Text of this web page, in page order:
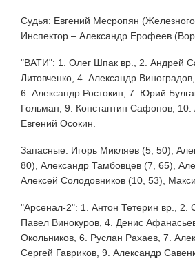
Судья: Евгений Месропян
Инспектор – Александр Ерофеев
"ВАТИ": 1. Олег Шпак вр., 2. Андрей
Литовченко, 4. Александр
6. Александр Ростокин, 7. Юрий
Гольман, 9. Константин Сафонов, 10.
Евгений Осокин.
Запасные: Игорь Микляев (5, 50),
80), Александр Тамбовцев (7, 65),
Алексей Солодовников (10, 53),
"Арсенал-2": 1. Антон Тетерин вр., 2.
Павел Винокуров, 4. Денис
Окольников, 6. Руслан Рахаев, 7.
Сергей Гавриков, 9. Александр